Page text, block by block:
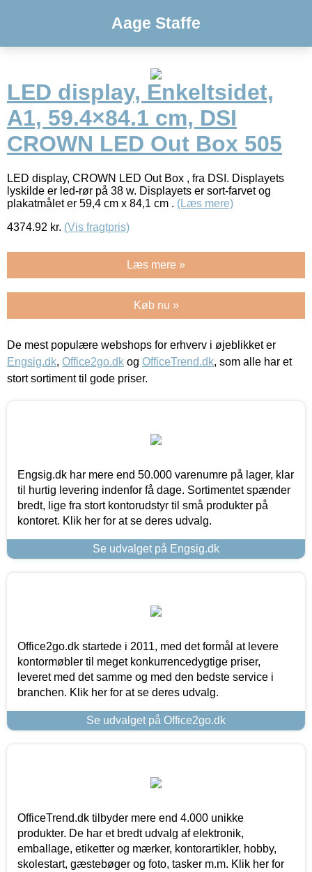
Aage Staffe
LED display, Enkeltsidet,
A1, 59.4×84.1 cm, DSI
CROWN LED Out Box 505
LED display, CROWN LED Out Box , fra DSI. Displayets
lyskilde er led-rør på 38 w. Displayets er sort-farvet og
plakatmålet er 59,4 cm x 84,1 cm . (Læs mere)
4374.92 kr. (Vis fragtpris)
Læs mere »
Køb nu »
De mest populære webshops for erhverv i øjeblikket er
Engsig.dk, Office2go.dk og OfficeTrend.dk, som alle har et
stort sortiment til gode priser.
Engsig.dk har mere end 50.000 varenumre på lager, klar
til hurtig levering indenfor få dage. Sortimentet spænder
bredt, lige fra stort kontorudstyr til små produkter på
kontoret. Klik her for at se deres udvalg.
Se udvalget på Engsig.dk
Office2go.dk startede i 2011, med det formål at levere
kontormøbler til meget konkurrencedygtige priser,
leveret med det samme og med den bedste service i
branchen. Klik her for at se deres udvalg.
Se udvalget på Office2go.dk
OfficeTrend.dk tilbyder mere end 4.000 unikke
produkter. De har et bredt udvalg af elektronik,
emballage, etiketter og mærker, kontorartikler, hobby,
skolestart, gæstebøger og foto, tasker m.m. Klik her for